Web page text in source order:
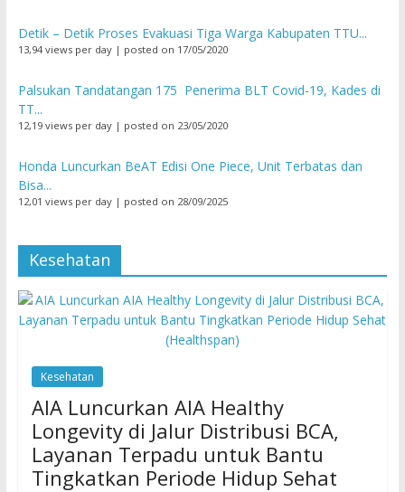
Detik – Detik Proses Evakuasi Tiga Warga Kabupaten TTU...
13,94 views per day| posted on 17/05/2020
Palsukan Tandatangan 175 Penerima BLT Covid-19, Kades di
TT...
12,19 views per day| posted on 23/05/2020
Honda Luncurkan BeAT Edisi One Piece, Unit Terbatas dan
Bisa...
12,01 views per day| posted on 28/09/2025
Kesehatan
Kesehatan
AIA Luncurkan AIA Healthy
Longevity di Jalur Distribusi BCA,
Layanan Terpadu untuk Bantu
Tingkatkan Periode Hidup Sehat